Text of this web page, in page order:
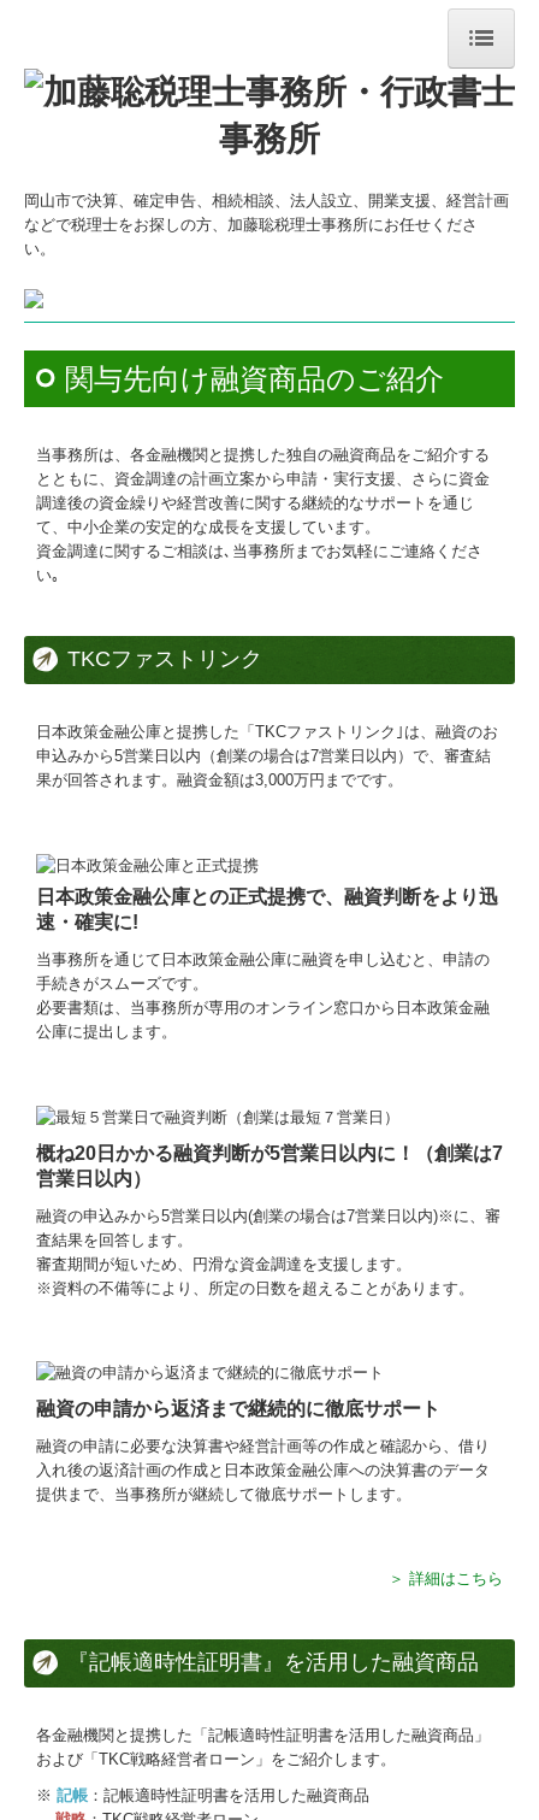
ホーム
今月のトピックス
事務所紹介
所長挨拶
交通案内
主なご提供サービス
相続・贈与
創業支援
経営計画
料金について
税務相談
スタッフのブログ
その他
士業のみなさまへ
クリニック経営のみなさまへ
補助金・助成金・融資情報
経営者お役立ち情報
FX4クラウド
経営改善計画の策定支援
岡山市で決算、確定申告、相続相談、法人設立、開業支援、経営計画
などで税理士をお探しの方、加藤聡税理士事務所にお任せくださ
い。
関与先向け融資商品のご紹介
当事務所は、各金融機関と提携した独自の融資商品をご紹介する
とともに、資金調達の計画立案から申請・実行支援、さらに資金
調達後の資金繰りや経営改善に関する継続的なサポートを通じ
て、中小企業の安定的な成長を支援しています。
資金調達に関するご相談は､当事務所までお気軽にご連絡くださ
い｡
TKCファストリンク
日本政策金融公庫と提携した「TKCファストリンク｣は、融資のお
申込みから5営業日以内（創業の場合は7営業日以内）で、審査結
果が回答されます。融資金額は3,000万円までです。
日本政策金融公庫との正式提携で、融資判断をより迅
速・確実に!
当事務所を通じて 日本政策金融公庫に融資を申し込むと、申請の
手続きがスムーズです。
必要書類は、当事務所が専用のオンライン窓口から日本政策金融
公庫に提出します。
概ね20日かかる融資判断が5営業日以内に！（創業は7
営業日以内）
融資の申込みから5営業日以内(創業の場合は7営業日以内)※に、審
査結果を回答します。
審査期間が短いため、円滑な資金調達を支援します。
※資料の不備等により、所定の日数を超えることがあります。
融資の申請から返済まで継続的に徹底サポート
融資の申請に必要な決算書や経営計画等の作成と確認から、借り
入れ後の返済計画の作成と日本政策金融公庫への決算書のデータ
提供まで、当事務所が継続して徹底サポートします。
＞ 詳細はこちら
『記帳適時性証明書』を活用した融資商品
各金融機関と提携した「記帳適時性証明書を活用した融資商品」
および「TKC戦略経営者ローン」をご紹介します。
※ 記帳 ：記帳適時性証明書を活用した融資商品